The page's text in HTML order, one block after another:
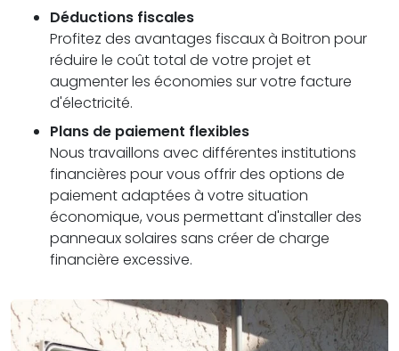
Déductions fiscales
Profitez des avantages fiscaux à Boitron pour
réduire le coût total de votre projet et
augmenter les économies sur votre facture
d'électricité.
Plans de paiement flexibles
Nous travaillons avec différentes institutions
financières pour vous offrir des options de
paiement adaptées à votre situation
économique, vous permettant d'installer des
panneaux solaires sans créer de charge
financière excessive.